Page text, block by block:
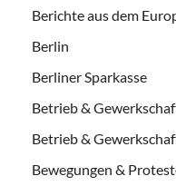
Berichte aus dem
Berlin
Berliner Sparkasse
Betrieb &
Betrieb &
Bewegungen &